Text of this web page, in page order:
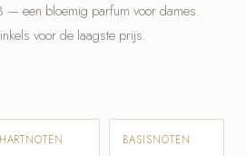
— een bloemig parfum voor dames.
voor de laagste prijs.
HARTNOTEN BASISNOTEN